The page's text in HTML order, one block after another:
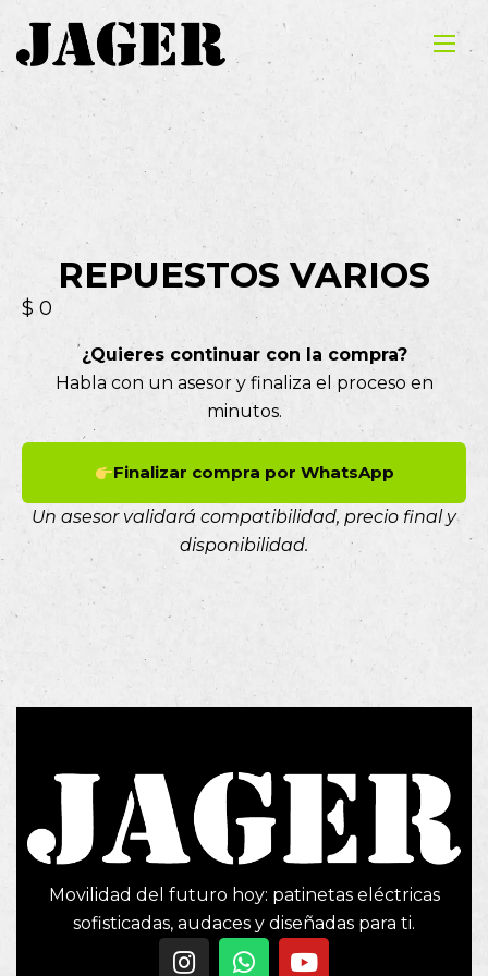
REPUESTOS VARIOS
$ 0
¿Quieres continuar con la compra?
Habla con un asesor y finaliza el proceso en
minutos.
Finalizar compra por WhatsApp
Un asesor validará compatibilidad, precio final y
disponibilidad.
Movilidad del futuro hoy: patinetas eléctricas
sofisticadas, audaces y diseñadas para ti.